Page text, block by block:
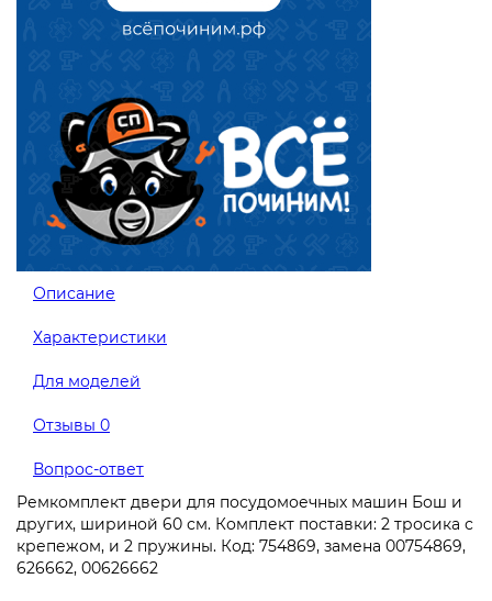
Описание
Характеристики
Для моделей
Отзывы 0
Вопрос-ответ
Ремкомплект двери для посудомоечных машин Бош и
других, шириной 60 см. Комплект поставки: 2 тросика с
крепежом, и 2 пружины. Код: 754869, замена 00754869,
626662, 00626662